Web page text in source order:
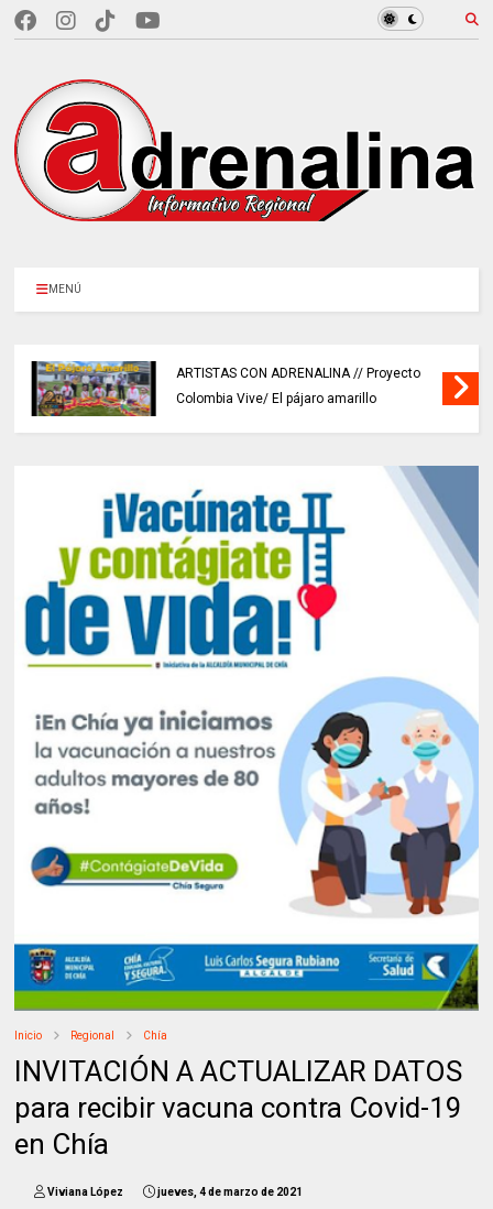
MENÚ
ARTISTAS CON ADRENALINA // Proyecto
Colombia Vive/ El pájaro amarillo
Inicio Regional Chía
INVITACIÓN A ACTUALIZAR DATOS
para recibir vacuna contra Covid-19
en Chía
Viviana López jueves, 4 de marzo de 2021